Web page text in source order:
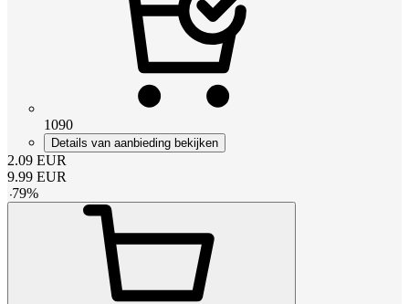
1090
Details van aanbieding bekijken
2.09 EUR
9.99 EUR
-79%